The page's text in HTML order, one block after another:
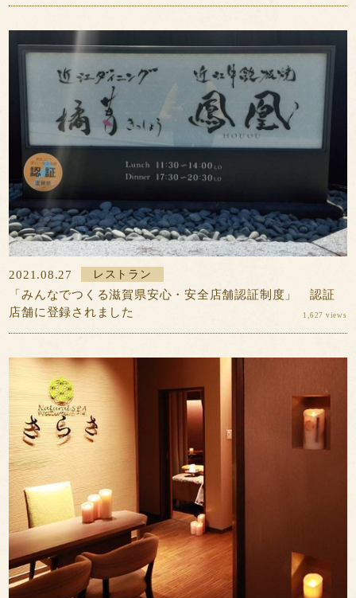
2021.08.27 レストラン
「みんなでつくる滋賀県安心・安全店舗認証制度」 認証
店舗に登録されました
1,627 views